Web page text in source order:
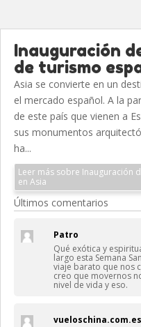
Inauguración
de turismo
Asia se convierte en un
el mercado español. A la
de este país que vienen a
sus monumentos
ha...
Leer más sobre Inauguración
en Asia
Últimos comentarios
Patro
Qué exótica y
largo esta Semana
viaje barato que nos
creo que movernos
nivel de vida y eso.
vueloschina.com.es